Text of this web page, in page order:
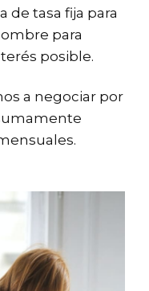
de tasa fija para
para
posible.
a negociar por